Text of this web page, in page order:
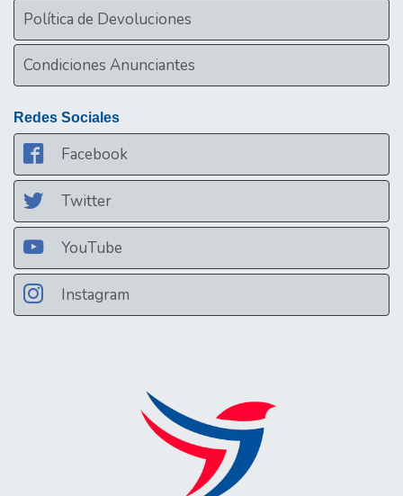
Política de Devoluciones
Condiciones Anunciantes
Redes Sociales
Facebook
Twitter
YouTube
Instagram